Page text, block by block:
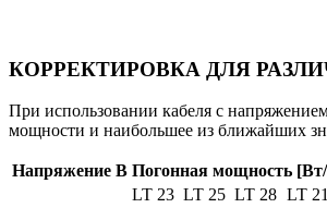
КОРРЕКТИРОВКА ДЛЯ
При использовании кабеля с
мощности и наибольшее из ближайших
Напряжение В Погонная мощность
LT 23 LT 25 LT 28 LT